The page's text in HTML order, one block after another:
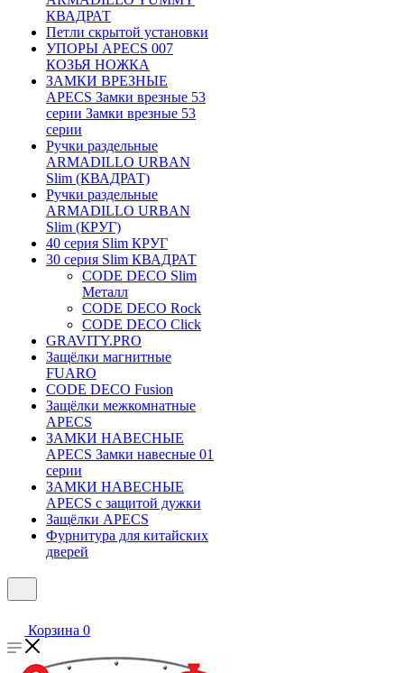
КВАДРАТ
Петли скрытой установки
УПОРЫ APECS 007
КОЗЬЯ НОЖКА
ЗАМКИ ВРЕЗНЫЕ
APECS Замки врезные 53
серии Замки врезные 53
серии
Ручки раздельные
ARMADILLO URBAN
Slim (КВАДРАТ)
Ручки раздельные
ARMADILLO URBAN
Slim (КРУГ)
40 серия Slim КРУГ
30 серия Slim КВАДРАТ
CODE DECO Slim
Металл
CODE DECO Rock
CODE DECO Click
GRAVITY.PRO
Защёлки магнитные
FUARO
CODE DECO Fusion
Защёлки межкомнатные
APECS
ЗАМКИ НАВЕСНЫЕ
APECS Замки навесные 01
серии
ЗАМКИ НАВЕСНЫЕ
APECS с защитой дужки
Защёлки APECS
Фурнитура для китайских
дверей
Корзина 0